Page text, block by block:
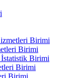
Birimi
Birimi
İstatistik Birimi
Birimi
Birimi